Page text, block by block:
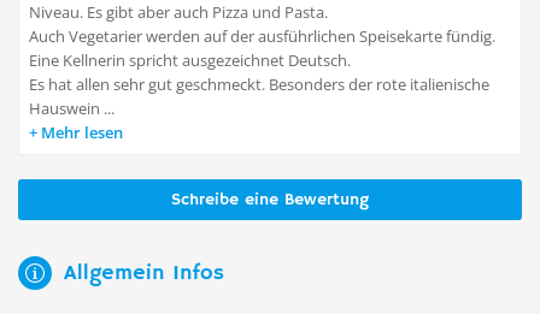
Niveau. Es gibt aber auch Pizza und Pasta.
Auch Vegetarier werden auf der ausführlichen Speisekarte fündig.
Eine Kellnerin spricht ausgezeichnet Deutsch.
Es hat allen sehr gut geschmeckt. Besonders der rote italienische
Hauswein ...
Mehr lesen
Schreibe eine Bewertung
Allgemein Infos